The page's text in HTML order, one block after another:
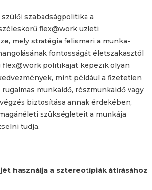
szabadságpolitika a
flex@work üzleti
mely stratégia felismeri a munka-
fontosságát életszakasztól
flex@work politikáját képezik olyan
mint például a fizetetlen
rugalmas munkaidő, részmunkaidő vagy
biztosítása annak érdekében,
szükségleteit a munkája
tudja.
használja a sztereotípiák átírásához